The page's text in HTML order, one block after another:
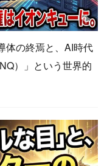
体の終焉と、AI時代
）」という世界的